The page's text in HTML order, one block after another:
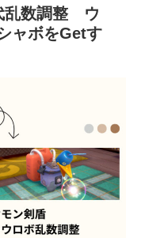
乱数調整 ウ
ャボをGetす